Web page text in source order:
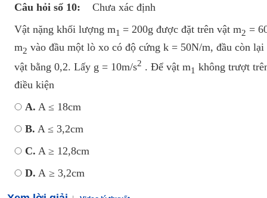
Câu hỏi số 10:
Chưa xác định
Vật nặng khối lượng m1 = 200g được đặt trên vật m2 =
m2 vào đầu một lò xo có độ cứng k = 50N/m, đầu còn
vật bằng 0,2. Lấy g = 10m/s2 . Để vật m1 không trượt
điều kiện
A. A ≤ 18cm
B. A ≤ 3,2cm
C. A ≥ 12,8cm
D. A ≥ 3,2cm